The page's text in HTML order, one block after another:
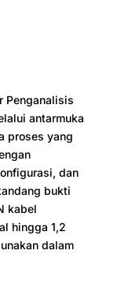
Penganalisis
antarmuka
proses yang
dan
bukti
kabel
hingga 1,2
dalam